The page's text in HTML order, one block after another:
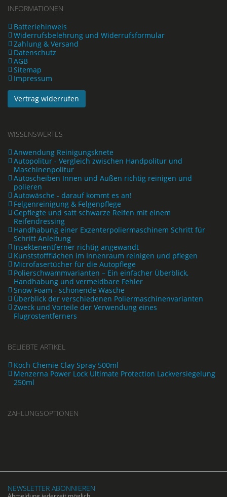
INFORMATIONEN
Batteriehinweis
Widerrufsbelehrung und Widerrufsformular
Zahlung & Versand
Datenschutz
AGB
Sitemap
Impressum
Vertrag widerrufen
WISSENSWERTES
Anwendung Reinigungsknete
Autopolitur - Vergleich zwischen Handpolitur und
Maschinenpolitur
Autoscheiben Innen und Außen richtig reinigen und
polieren
Autowäsche - darauf kommt es an!
Felgenreinigung & Felgenpflege
Gepflegte und satt schwarze Reifen mit einem
Reifendressing
Handhabung einer Exzenterpoliermaschinem Schritt für
Schritt Anleitung
Insektenentferner richtig angewandt
Kunststoffflächen im Innenraum reinigen und pflegen
Microfasertücher für die Autopflege
Polierschwammvarianten – Ein einfacher Überblick,
Handhabung und vermeidbare Fehler
Snow Foam - schonende Wäsche
Überblick der verschiedenen Poliermaschinenvarianten
Zweck und Vorteile der Verwendung eines
Flugrostentferners
BELIEBTE ARTIKEL
Koch Chemie Clay Spray 500ml
Menzerna Power Lock Ultimate Protection Lackversiegelung
250ml
ZAHLUNGSOPTIONEN
NEWSLETTER ABONNIEREN
Abmeldung jederzeit möglich